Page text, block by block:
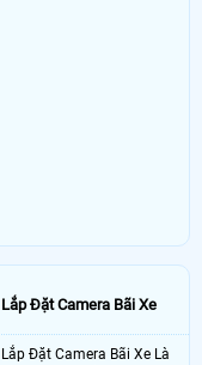
Lắp Đặt Camera Bãi Xe
Lắp Đặt Camera Bãi Xe Là